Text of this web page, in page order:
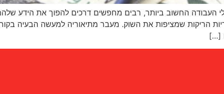
החשוב ביותר, רבים מחפשים דרכים להפוך את הידע
הריקות שמציפות את השוק. מעבר מתיאוריה למעשה הבעיה
[…]